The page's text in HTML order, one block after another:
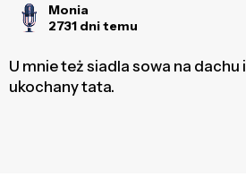
Monia
2731 dni temu
U mnie też siadla sowa na
ukochany tata.